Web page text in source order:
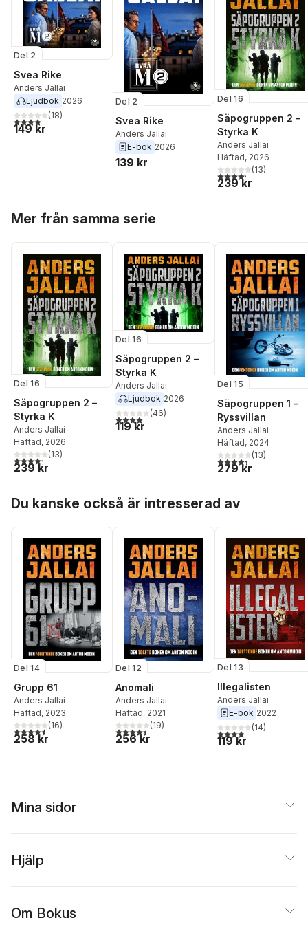
Del 2
Svea Rike
Anders Jallai
Ljudbok 2026
4,0utav 5 stjärnor. Totalt antal röster:
(18)
149 kr
Del 2
Svea Rike
Anders Jallai
E-bok 2026
139 kr
Del 16
Säpogruppen 2 –
Styrka K
Anders Jallai
Häftad, 2026
4,2utav 5 stjärnor.
(13)
239 kr
Mer från samma serie
Del 16
Säpogruppen 2 –
Styrka K
Anders Jallai
Häftad, 2026
4,2utav 5 stjärnor. Totalt antal röster:
(13)
239 kr
Del 16
Säpogruppen 2 –
Styrka K
Anders Jallai
Ljudbok 2026
4,0utav 5 stjärnor. Totalt antal röster:
(46)
119 kr
Del 15
Säpogruppen 1 –
Ryssvillan
Anders Jallai
Häftad, 2024
4,3utav 5 stjärnor.
(13)
279 kr
Du kanske också är intresserad av
Del 14
Grupp 61
Anders Jallai
Häftad, 2023
4,6utav 5 stjärnor. Totalt antal röster:
(16)
258 kr
Del 12
Anomali
Anders Jallai
Häftad, 2021
4,4utav 5 stjärnor. Totalt antal röster:
(19)
256 kr
Del 13
Illegalisten
Anders Jallai
E-bok 2022
3,9utav 5 stjärnor.
(14)
119 kr
Mina sidor
Hjälp
Om Bokus